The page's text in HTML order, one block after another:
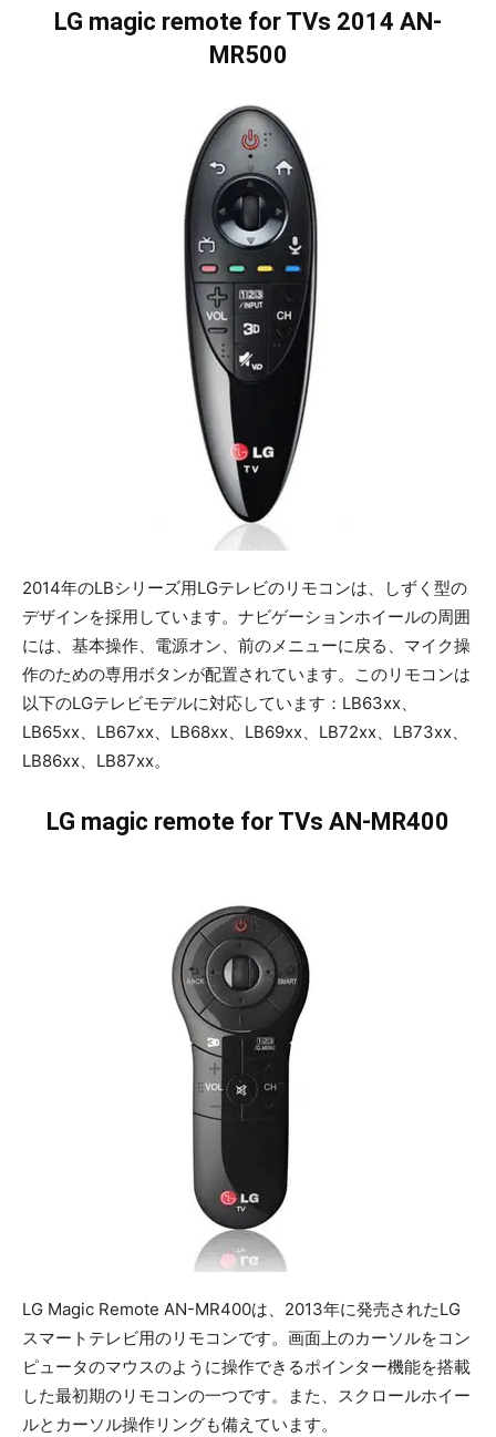
LG magic remote for TVs 2014 AN-
MR500
2014年のLBシリーズ用LGテレビのリモコンは、しずく型の
デザインを採用しています。ナビゲーションホイールの周囲
には、基本操作、電源オン、前のメニューに戻る、マイク操
作のための専用ボタンが配置されています。このリモコンは
以下のLGテレビモデルに対応しています：LB63xx、
LB65xx、LB67xx、LB68xx、LB69xx、LB72xx、LB73xx、
LB86xx、LB87xx。
LG magic remote for TVs AN-MR400
LG Magic Remote AN-MR400は、2013年に発売されたLG
スマートテレビ用のリモコンです。画面上のカーソルをコン
ピュータのマウスのように操作できるポインター機能を搭載
した最初期のリモコンの一つです。また、スクロールホイー
ルとカーソル操作リングも備えています。